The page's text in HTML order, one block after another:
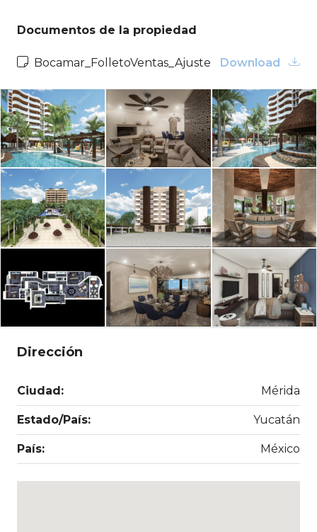
Documentos de la propiedad
Bocamar_FolletoVentas_Ajuste Download
Dirección
Ciudad: Mérida
Estado/País: Yucatán
País: México